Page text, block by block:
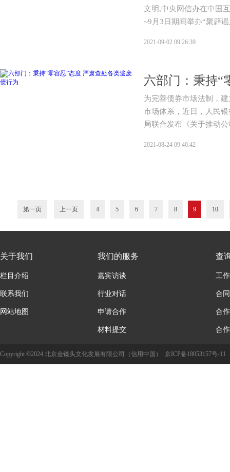
文明,中央网信办在中国
~9月3日期间举办“聚辟
2021-09-02 09:26:39
为完善债券市场法制，
市场体系，近日，人民
局联合发布《关于推动
2021-08-24 09:40:42
第一页 上一页 4 5 6 7 8 9 10
关于我们
栏目介绍
联系我们
网站地图
我们的服务
嘉宾访谈
行业对话
申请合作
材料提交
查
工
合
合
合
Copyright ©2024 北京金镜头文化发展有限公司（信用中国） 京ICP备18053157号-11